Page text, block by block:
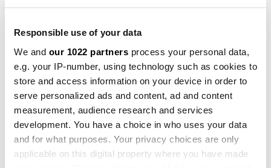
Responsible use of your data
We and our 1022 partners process your personal data,
e.g. your IP-number, using technology such as cookies to
store and access information on your device in order to
serve personalized ads and content, ad and content
measurement, audience research and services
development. You have a choice in who uses your data
and for what purposes. Your privacy choices are only
applicable on this digital property where you have made
Privrednici traže kontrole za sve vrste
robe na GP Svilaj i Izačić
09.03.2023
Ekonomija
Život bez granica